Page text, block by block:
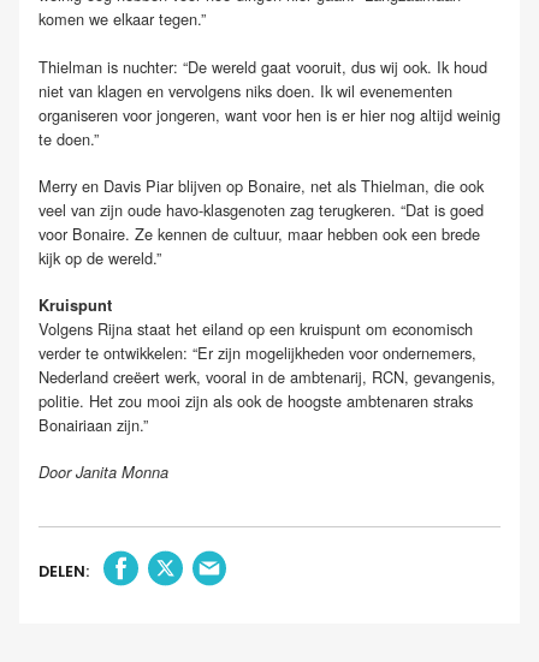
komen we elkaar tegen.”
Thielman is nuchter: “De wereld gaat vooruit, dus wij ook. Ik houd
niet van klagen en vervolgens niks doen. Ik wil evenementen
organiseren voor jongeren, want voor hen is er hier nog altijd weinig
te doen.”
Merry en Davis Piar blijven op Bonaire, net als Thielman, die ook
veel van zijn oude havo-klasgenoten zag terugkeren. “Dat is goed
voor Bonaire. Ze kennen de cultuur, maar hebben ook een brede
kijk op de wereld.”
Kruispunt
Volgens Rijna staat het eiland op een kruispunt om economisch
verder te ontwikkelen: “Er zijn mogelijkheden voor ondernemers,
Nederland creëert werk, vooral in de ambtenarij, RCN, gevangenis,
politie. Het zou mooi zijn als ook de hoogste ambtenaren straks
Bonairiaan zijn.”
Door Janita Monna
DELEN: